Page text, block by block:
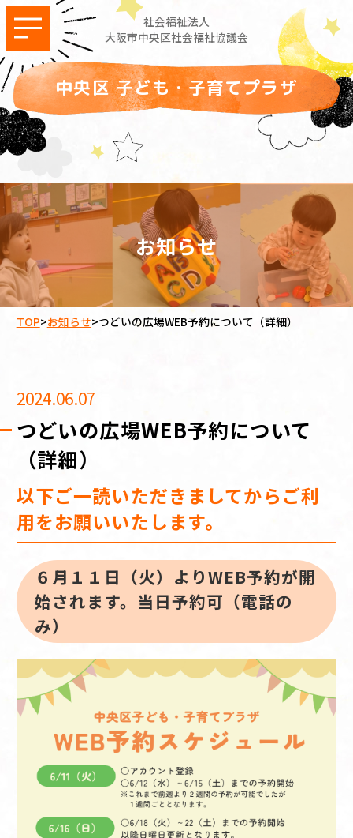
社会福祉法人
大阪市中央区社会福祉協議会
中央区 子ども・子育てプラザ
お知らせ
TOP>お知らせ>つどいの広場WEB予約について（詳細）
2024.06.07
つどいの広場WEB予約について
（詳細）
以下ご一読いただきましてからご利
用をお願いいたします。
６月１１日（火）よりWEB予約が開
始されます。当日予約可（電話の
み）